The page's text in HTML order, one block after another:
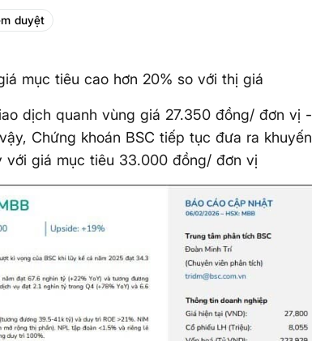
duyệt
mục tiêu cao hơn 20% so với thị giá
dịch quanh vùng giá 27.350 đồng/ đơn vị -
Chứng khoán BSC tiếp tục đưa ra khuyến
với giá mục tiêu 33.000 đồng/ đơn vị